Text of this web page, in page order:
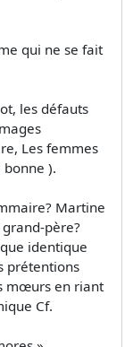
qui ne se fait
les défauts
Les femmes
bonne ).
Martine
père?
identique
prétentions
mœurs en riant
Cf.